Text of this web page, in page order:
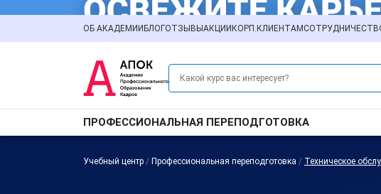
ОБ АКАДЕМИИ БЛОГОТЗЫВЫ АКЦИИ КОРП.КЛИЕНТАМ
ПРОФЕССИОНАЛЬНАЯ ПЕРЕПОДГОТОВКА
Учебный центр / Профессиональная переподготовка / Техническое